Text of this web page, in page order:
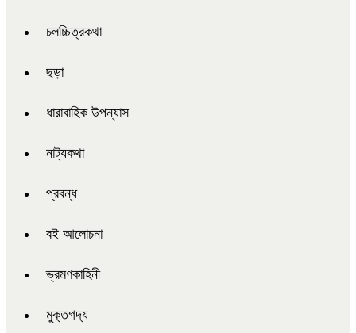
চলচ্চিত্রকথা
ছড়া
ধারাবাহিক উপন্যাস
নাট্যকথা
প্রবন্ধ
বই আলোচনা
ভ্রমণকাহিনী
মুক্তগদ্য